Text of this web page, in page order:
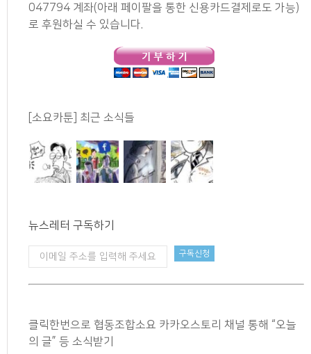
047794 계좌(아래 페이팔을 통한 신용카드결제로도 가능)
로 후원하실 수 있습니다.
[소요카툰] 최근 소식들
뉴스레터 구독하기
클릭한번으로 협동조합소요 카카오스토리 채널 통해 “오늘
의 글” 등 소식받기